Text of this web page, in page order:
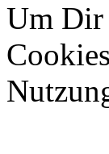
Um Dir